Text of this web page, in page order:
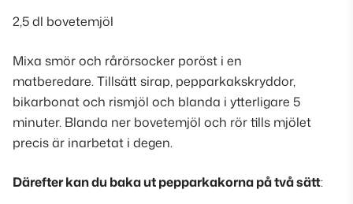
2,5 dl bovetemjöl
Mixa smör och rårörsocker poröst i en
matberedare. Tillsätt sirap, pepparkakskryddor,
bikarbonat och rismjöl och blanda i ytterligare 5
minuter. Blanda ner bovetemjöl och rör tills mjölet
precis är inarbetat i degen.
Därefter kan du baka ut pepparkakorna på två sätt: